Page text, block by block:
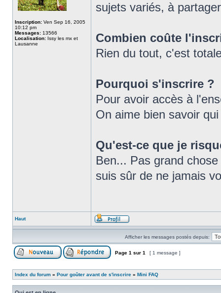
Inscription: Ven Sep 16, 2005
10:12 pm
Messages: 13566
Localisation: Issy les mx et
Lausanne
sujets variés, à
Combien coûte
Rien du tout, c'est
Pourquoi s'inscrire ?
Pour avoir accès à
On aime bien savoir
Qu'est-ce que je
Ben... Pas grand
suis sûr de ne jamais
Haut
Afficher les messages postés depuis:
Page 1 sur 1 [ 1 message ]
Index du forum » Pour goûter avant de s'inscrire » Mini FAQ